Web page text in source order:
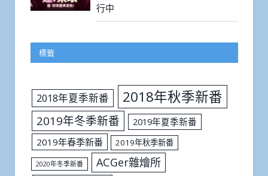
行中
標籤
2018年夏季新番 2018年秋季新番
2019年冬季新番
2019年夏季新番
2019年春季新番
2019年秋季新番
2020年冬季新番 ACGer雜燴所